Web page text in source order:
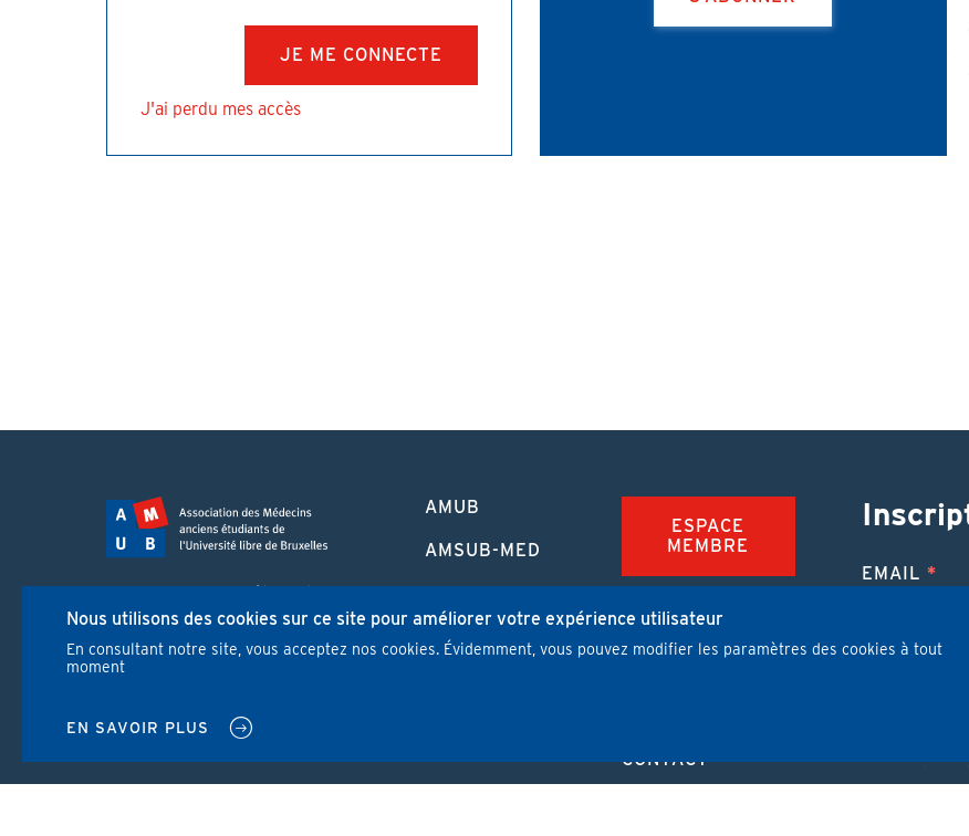
J'ai perdu mes accès
Route de Lennik 808/612
1070 Bruxelles
+32 2 555 67 94
SOCIAL
MENU
PIED
PAGE
AMUB
AMSUB-MED
FORMATION
CONTINUE
REVUE MÉDICALE
ESPACE
MEMBRE
FAQ
JOBS
CONTACT
EMAIL
J'ai lu
Nous utilisons des cookies sur ce site pour améliorer votre expérience utilisateur
En consultant notre site, vous acceptez nos cookies. Évidemment, vous pouvez modifier les paramètres des cookies à tout
moment
EN SAVOIR PLUS